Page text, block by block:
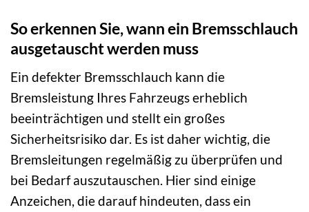
So erkennen Sie, wann ein Bremsschlauch
ausgetauscht werden muss
Ein defekter Bremsschlauch kann die
Bremsleistung Ihres Fahrzeugs erheblich
beeinträchtigen und stellt ein großes
Sicherheitsrisiko dar. Es ist daher wichtig, die
Bremsleitungen regelmäßig zu überprüfen und
bei Bedarf auszutauschen. Hier sind einige
Anzeichen, die darauf hindeuten, dass ein